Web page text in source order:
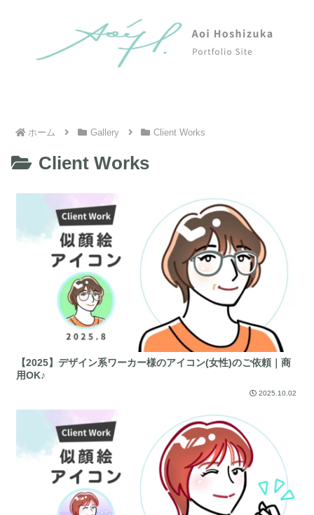
ホーム Gallery Client Works
Client Works
【2025】デザイン系ワーカー様のアイコン(女性)のご依頼｜商
用OK♪
2025.10.02